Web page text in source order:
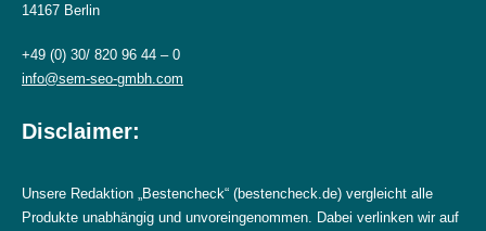
14167 Berlin
+49 (0) 30/ 820 96 44 – 0
info@sem-seo-gmbh.com
Disclaimer:
Unsere Redaktion „Bestencheck“ (bestencheck.de) vergleicht alle
Produkte unabhängig und unvoreingenommen. Dabei verlinken wir auf